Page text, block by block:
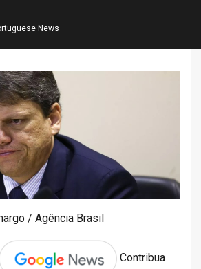
News
/ Agência Brasil
Contribua